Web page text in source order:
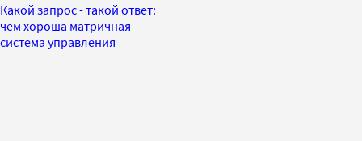
Какой запрос - такой ответ:
чем хороша матричная
система управления